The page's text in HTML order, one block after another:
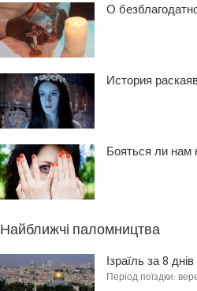
О
История
Бояться ли нам
Найближчі паломництва
Ізраїль за 8 днів
Період поїздки: